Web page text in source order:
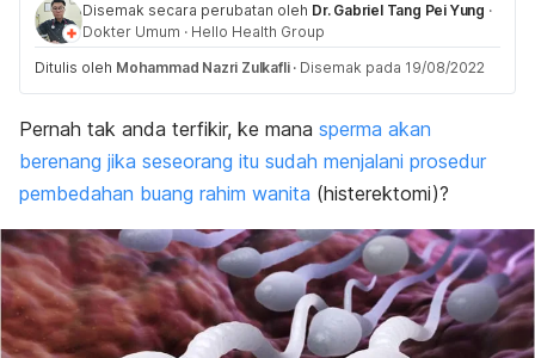
Disemak secara perubatan oleh Dr. Gabriel Tang Pei Yung ·
Dokter Umum · Hello Health Group
Ditulis oleh Mohammad Nazri Zulkafli · Disemak pada 19/08/2022
Pernah tak anda terfikir, ke mana sperma akan
berenang jika seseorang itu sudah menjalani prosedur
pembedahan buang rahim wanita (histerektomi)?